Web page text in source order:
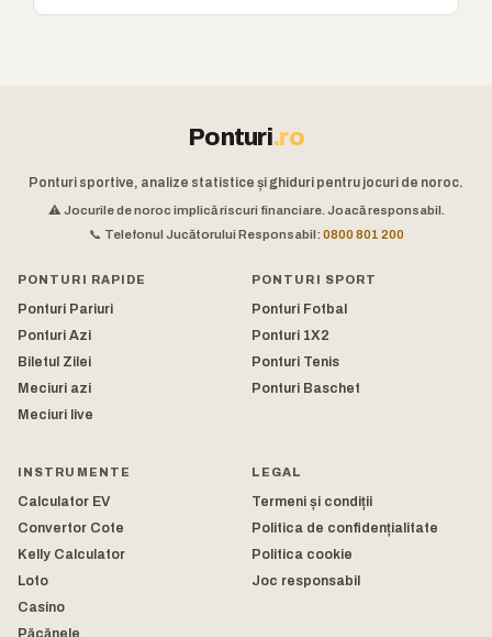
Ponturi.ro
Ponturi sportive, analize statistice și ghiduri pentru jocuri de noroc.
⚠️ Jocurile de noroc implică riscuri financiare. Joacă responsabil.
📞 Telefonul Jucătorului Responsabil: 0800 801 200
PONTURI RAPIDE
Ponturi Pariuri
Ponturi Azi
Biletul Zilei
Meciuri azi
Meciuri live
PONTURI SPORT
Ponturi Fotbal
Ponturi 1X2
Ponturi Tenis
Ponturi Baschet
INSTRUMENTE
Calculator EV
Convertor Cote
Kelly Calculator
Loto
Casino
Păcănele
LEGAL
Termeni și condiții
Politica de confidențialitate
Politica cookie
Joc responsabil